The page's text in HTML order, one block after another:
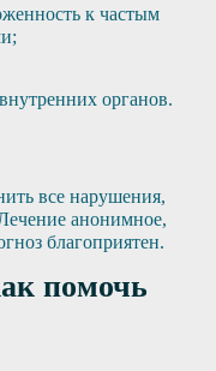
к частым
органов.
все нарушения,
анонимное,
благоприятен.
помочь